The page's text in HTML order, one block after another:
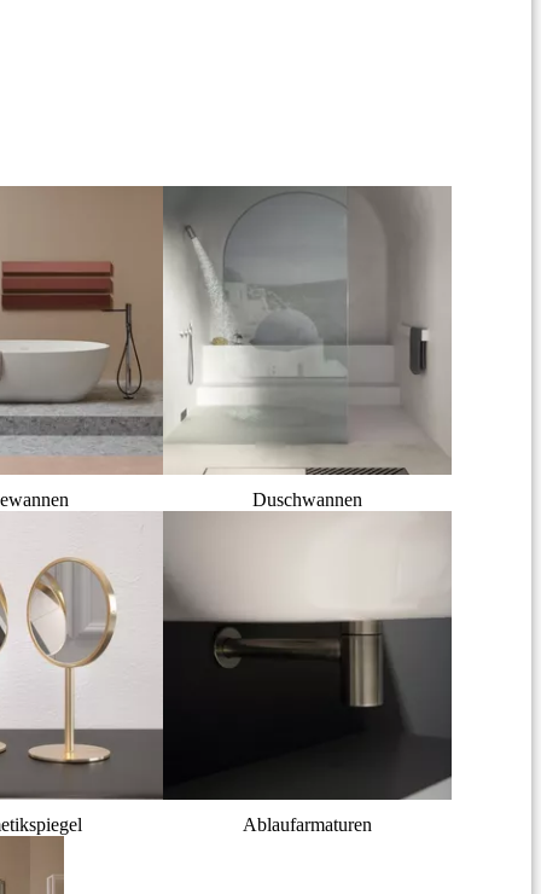
Duschwannen
Ablaufarmaturen